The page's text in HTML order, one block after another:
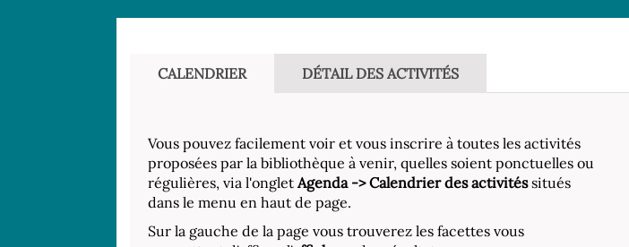
CALENDRIER DÉTAIL DES ACTIVITÉS
Vous pouvez facilement voir et vous inscrire à toutes les activités
proposées par la bibliothèque à venir, quelles soient ponctuelles ou
régulières, via l'ongletAgenda -> Calendrier des activitéssitués
dans le menu en haut de page.
Sur la gauche de la page vous trouverez les facettes vous